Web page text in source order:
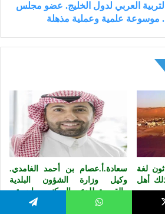
العربي لدول الخليج. عضو مجلس
موسوعة علمية وعملية مذهلة
لغة
أهل
سعادة.أ.عصام بن أحمد الغامدي.
وكيل وزارة الشؤون البلدية
والقروية للدعم السكني. ماجستير
ودبلوم مع مرتبتي الشرف الأولى.